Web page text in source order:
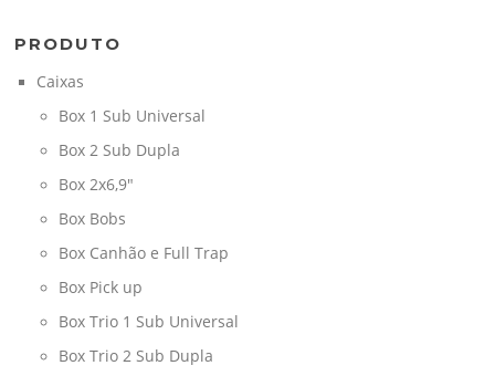
PRODUTO
Caixas
Box 1 Sub Universal
Box 2 Sub Dupla
Box 2x6,9"
Box Bobs
Box Canhão e Full Trap
Box Pick up
Box Trio 1 Sub Universal
Box Trio 2 Sub Dupla